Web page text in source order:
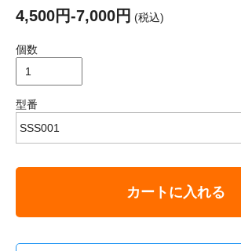
4,500円-7,000円 (税込)
個数
型番
カートに入れる